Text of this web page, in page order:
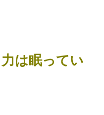
は眠ってい